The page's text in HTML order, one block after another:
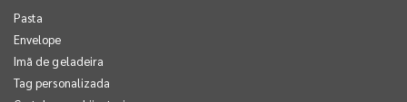
Pasta
Envelope
Imã de geladeira
Tag personalizada